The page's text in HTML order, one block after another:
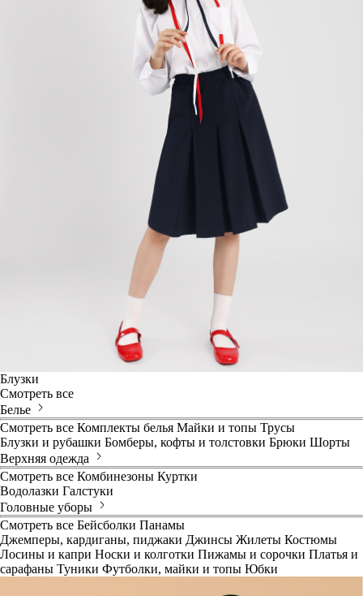
Блузки
Смотреть все
Белье
Смотреть все Комплекты белья Майки и топы Трусы
Блузки и рубашки Бомберы, кофты и толстовки Брюки Шорты
Верхняя одежда
Смотреть все Комбинезоны Куртки
Водолазки Галстуки
Головные уборы
Смотреть все Бейсболки Панамы
Джемперы, кардиганы, пиджаки Джинсы Жилеты Костюмы
Лосины и капри Носки и колготки Пижамы и сорочки Платья и
сарафаны Туники Футболки, майки и топы Юбки